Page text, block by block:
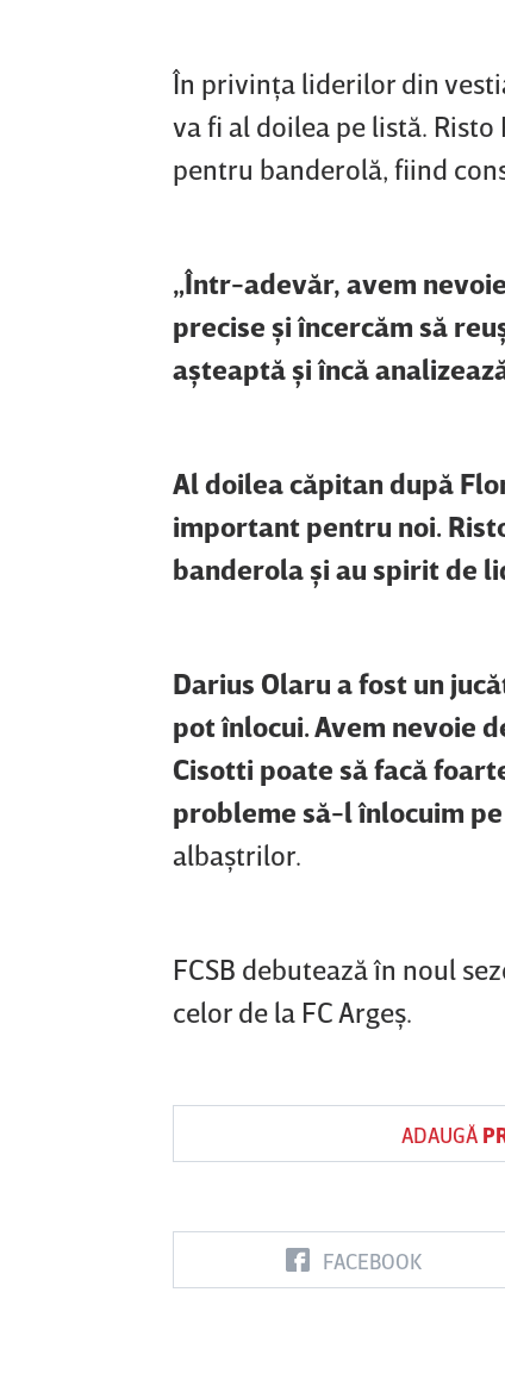
În privinţa liderilor din
va fi al doilea pe listă.
pentru banderolă, fiind
„Într-adevăr, avem
precise şi încercăm să
aşteaptă şi încă
Al doilea căpitan după
important pentru noi.
banderola şi au spirit de
Darius Olaru a fost un
pot înlocui. Avem nevoie
Cisotti poate să facă
probleme să-l înlocuim
albaştrilor.
FCSB debutează în noul
celor de la FC Argeş.
ADAUGĂ
FACEBOOK